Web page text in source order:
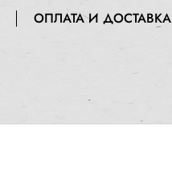
ОПЛАТА И ДОСТАВКА